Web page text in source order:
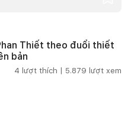
Thiết theo đuổi thiết
bản
4 lượt thích | 5.879 lượt xem